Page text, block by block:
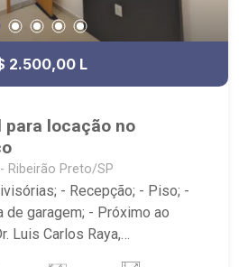
2.500,00 L
para locação no
Ribeirão Preto/SP
- Recepção; - Piso; -
- Próximo ao
Luis Carlos Raya,